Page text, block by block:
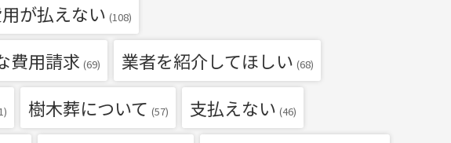
が払えない (108)
費用請求 (69) 業者を紹介してほしい (68)
樹木葬について (57) 支払えない (46)